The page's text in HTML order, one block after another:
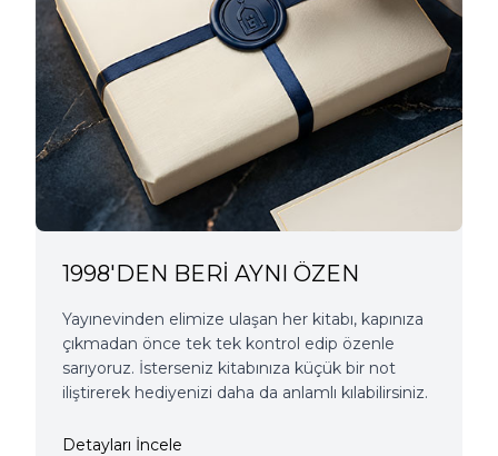
1998'DEN BERİ AYNI ÖZEN
Yayınevinden elimize ulaşan her kitabı, kapınıza
çıkmadan önce tek tek kontrol edip özenle
sarıyoruz. İsterseniz kitabınıza küçük bir not
iliştirerek hediyenizi daha da anlamlı kılabilirsiniz.
Detayları İncele